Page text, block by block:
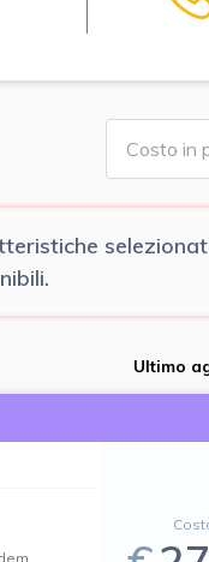
Ultimo